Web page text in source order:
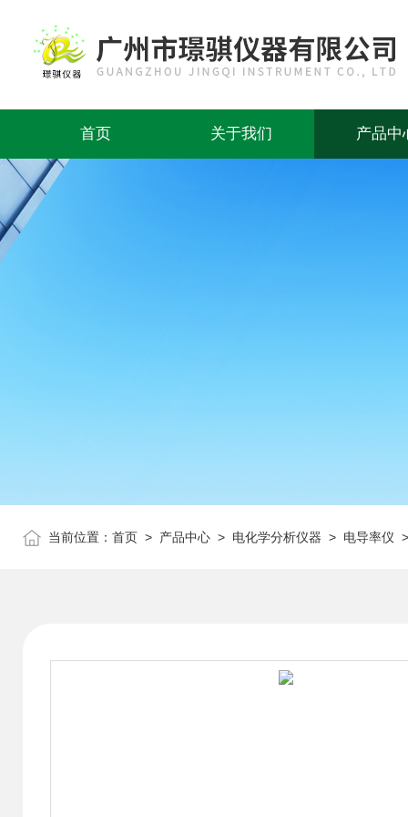
首页 关于我们 产品中
当前位置： 首页 > 产品中心 > 电化学分析仪器 > 电导率仪